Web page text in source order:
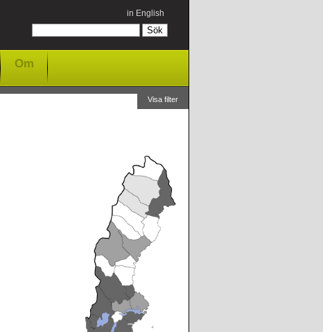
in English
Om
Visa filter